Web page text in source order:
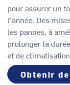
pour assurer un
l’année. Des
les pannes, à
prolonger la
et de
Obtenir